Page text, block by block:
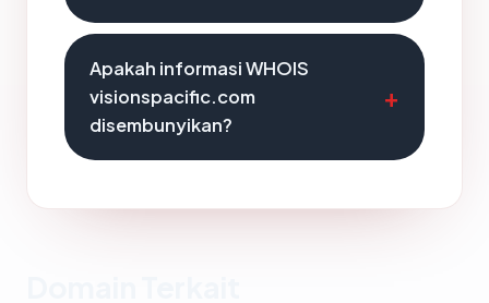
Apakah informasi WHOIS
visionspacific.com
disembunyikan?